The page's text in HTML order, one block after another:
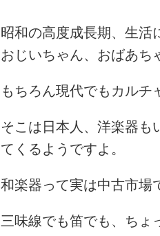
昭和の高度成長期、生
おじいちゃん、おばあち
もちろん現代でもカルチ
そこは日本人、洋楽器も
てくるようですよ。
和楽器って実は中古市場
三味線でも笛でも、ち